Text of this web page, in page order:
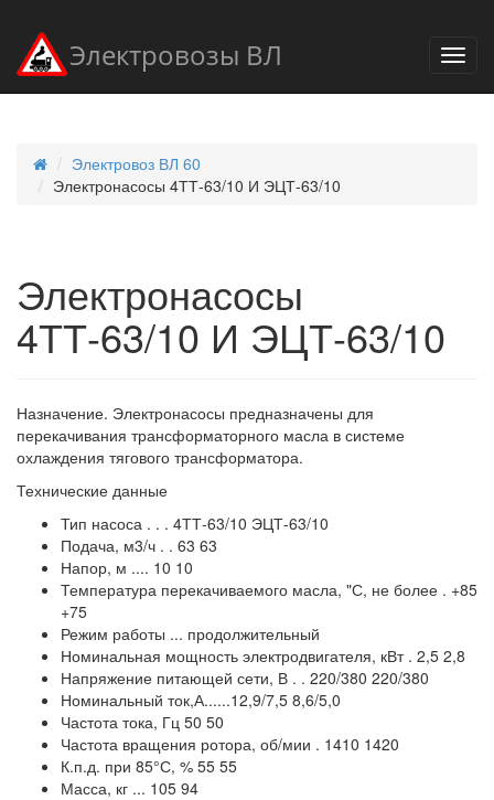
Электровозы ВЛ
Электровоз ВЛ 60
Электронасосы 4ТТ-63/10 И ЭЦТ-63/10
Электронасосы
4ТТ-63/10 И ЭЦТ-63/10
Назначение. Электронасосы предназначены для
перекачивания трансформаторного масла в системе
охлаждения тягового трансформатора.
Технические данные
Тип насоса . . . 4ТТ-63/10 ЭЦТ-63/10
Подача, м3/ч . . 63 63
Напор, м .... 10 10
Температура перекачиваемого масла, "С, не более . +85
+75
Режим работы ... продолжительный
Номинальная мощность электродвигателя, кВт . 2,5 2,8
Напряжение питающей сети, В . . 220/380 220/380
Номинальный ток,А......12,9/7,5 8,6/5,0
Частота тока, Гц 50 50
Частота вращения ротора, об/мии . 1410 1420
К.п.д. при 85°С, % 55 55
Масса, кг ... 105 94